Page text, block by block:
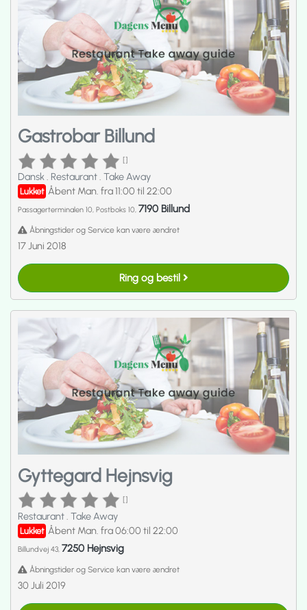
Gastrobar Billund
[]
Dansk. Restaurant. Take Away
Lukket Åbent Man. fra 11:00 til 22:00
Passagerterminalen 10, Postboks 10, 7190 Billund
Åbningstider og Service kan være ændret
17 Juni 2018
Ring og bestil
Gyttegard Hejnsvig
[]
Restaurant. Take Away
Lukket Åbent Man. fra 06:00 til 22:00
Billundvej 43, 7250 Hejnsvig
Åbningstider og Service kan være ændret
30 Juli 2019